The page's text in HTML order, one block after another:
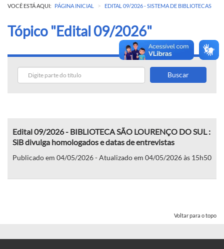
VOCÊ ESTÁ AQUI: PÁGINA INICIAL > EDITAL 09/2026 - SISTEMA DE BIBLIOTECAS
Tópico "Edital 09/2026"
Buscar
Edital 09/2026 - BIBLIOTECA SÃO LOURENÇO DO SUL :
SiB divulga homologados e datas de entrevistas
Publicado em 04/05/2026 - Atualizado em 04/05/2026 às 15h50
Voltar para o topo